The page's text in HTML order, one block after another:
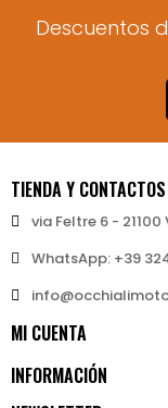
Descuentos
TIENDA Y CONTACTOS
via Feltre 6 -
WhatsApp: +39
MI CUENTA
INFORMACIÓN